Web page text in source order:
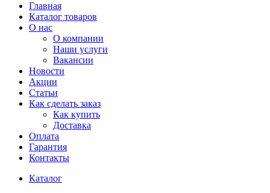
Главная
Каталог товаров
О нас
О компании
Наши услуги
Вакансии
Новости
Акции
Статьи
Как сделать заказ
Как купить
Доставка
Оплата
Гарантия
Контакты
Каталог